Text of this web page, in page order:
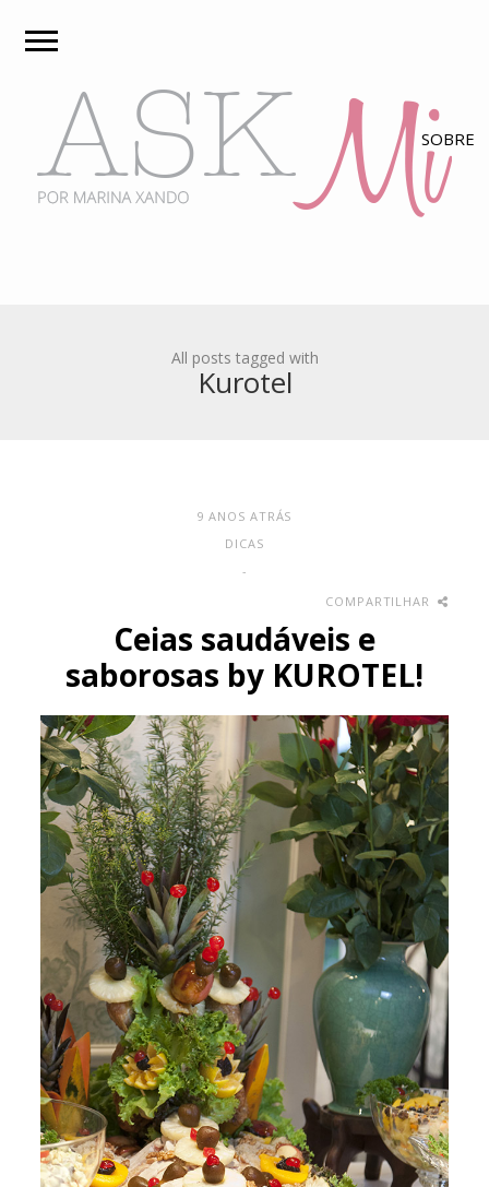
All posts tagged with
Kurotel
9 ANOS ATRÁS
DICAS
-
COMPARTILHAR
Ceias saudáveis e
saborosas by KUROTEL!